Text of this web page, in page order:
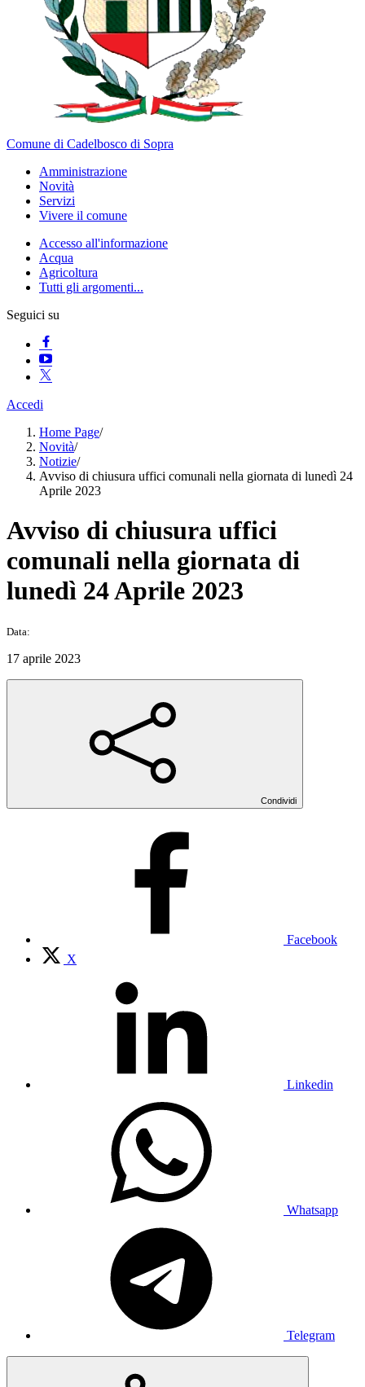
Comune di Cadelbosco di Sopra
Amministrazione
Novità
Servizi
Vivere il comune
Accesso all'informazione
Acqua
Agricoltura
Tutti gli argomenti...
Seguici su
Accedi
Home Page/
Novità/
Notizie/
Avviso di chiusura uffici comunali nella giornata di lunedì 24
Aprile 2023
Avviso di chiusura uffici
comunali nella giornata di
lunedì 24 Aprile 2023
Data:
17 aprile 2023
Condividi
Facebook
X
Linkedin
Whatsapp
Telegram